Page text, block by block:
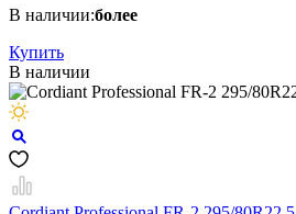
В наличии:более
Купить
В наличии